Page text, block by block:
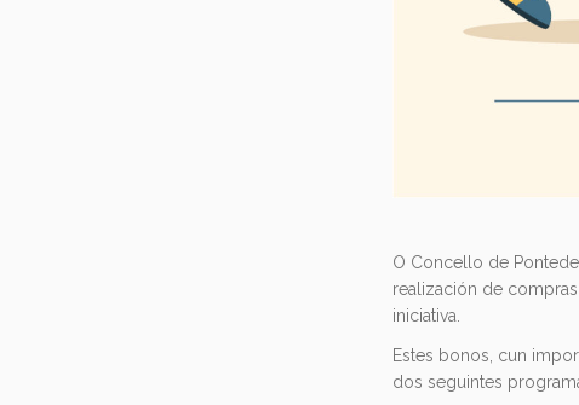
O Concello de
realización de
iniciativa.
Estes bonos, cun
dos seguintes